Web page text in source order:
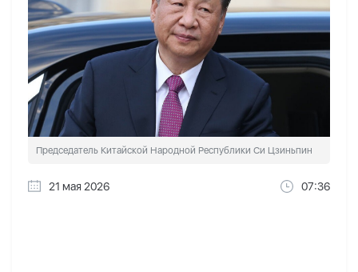
Председатель Китайской Народной Республики Си Цзиньпин
21 мая 2026 07:36